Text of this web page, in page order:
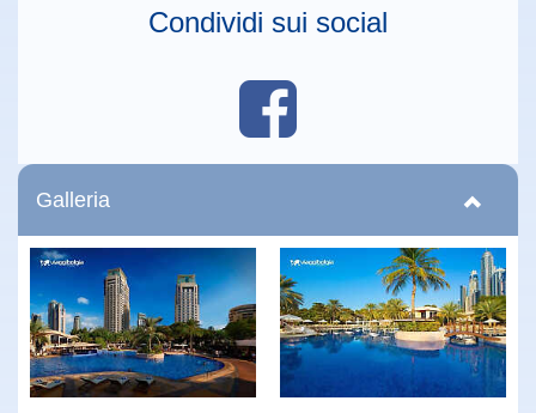
Condividi sui social
Galleria